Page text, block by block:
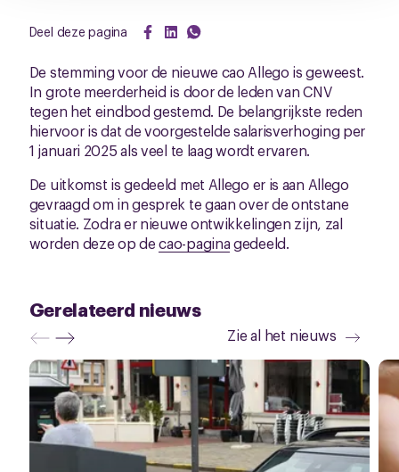
Deel deze pagina
De stemming voor de nieuwe cao Allego is geweest.
In grote meerderheid is door de leden van CNV
tegen het eindbod gestemd. De belangrijkste reden
hiervoor is dat de voorgestelde salarisverhoging per
1 januari 2025 als veel te laag wordt ervaren.
De uitkomst is gedeeld met Allego er is aan Allego
gevraagd om in gesprek te gaan over de ontstane
situatie. Zodra er nieuwe ontwikkelingen zijn, zal
worden deze op decao-paginagedeeld.
Gerelateerd nieuws
Zie al het nieuws